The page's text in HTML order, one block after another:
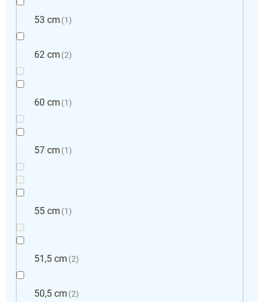
53 cm 1
62 cm 2
60 cm 1
57 cm 1
55 cm 1
51,5 cm 2
50,5 cm 2